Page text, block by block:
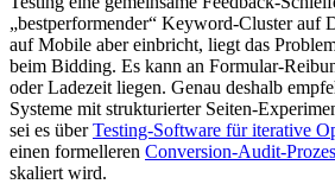
„bestperformender“ Keyword-Cluster auf
auf Mobile aber einbricht, liegt das
beim Bidding. Es kann an Formular-
oder Ladezeit liegen. Genau deshalb
Systeme mit strukturierter Seiten-
sei es überTesting-Software für iterative
einen formelleren Conversion-Audit-
skaliert wird.